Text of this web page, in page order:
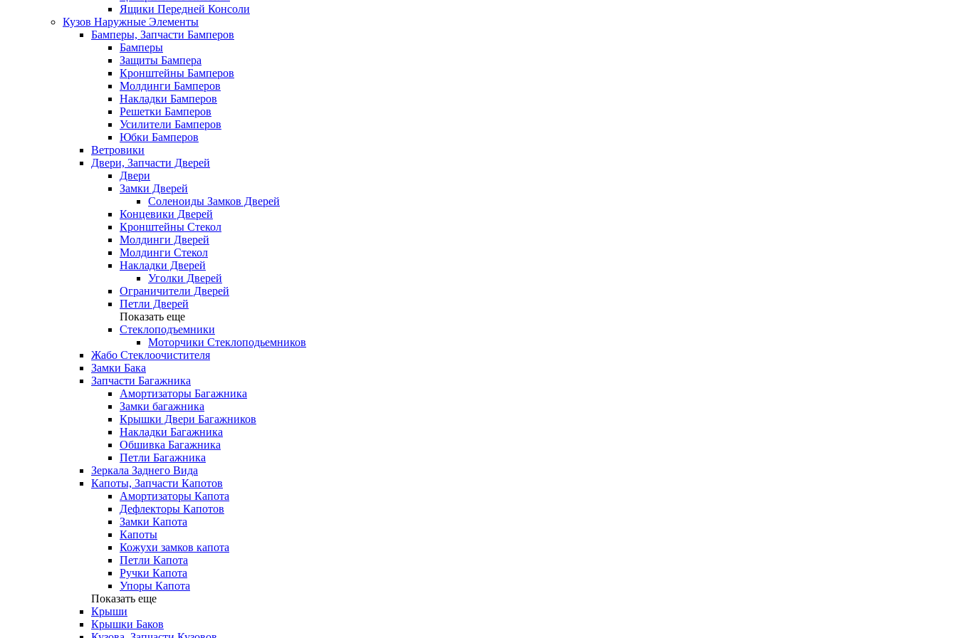
Ящики Передней Консоли
Кузов Наружные Элементы
Бамперы, Запчасти Бамперов
Бамперы
Защиты Бампера
Кронштейны Бамперов
Молдинги Бамперов
Накладки Бамперов
Решетки Бамперов
Усилители Бамперов
Юбки Бамперов
Ветровики
Двери, Запчасти Дверей
Двери
Замки Дверей
Соленоиды Замков Дверей
Концевики Дверей
Кронштейны Стекол
Молдинги Дверей
Молдинги Стекол
Накладки Дверей
Уголки Дверей
Ограничители Дверей
Петли Дверей
Показать еще
Стеклоподъемники
Моторчики Стеклоподьемников
Жабо Стеклоочистителя
Замки Бака
Запчасти Багажника
Амортизаторы Багажника
Замки багажника
Крышки Двери Багажников
Накладки Багажника
Обшивка Багажника
Петли Багажника
Зеркала Заднего Вида
Капоты, Запчасти Капотов
Амортизаторы Капота
Дефлекторы Капотов
Замки Капота
Капоты
Кожухи замков капота
Петли Капота
Ручки Капота
Упоры Капота
Показать еще
Крыши
Крышки Баков